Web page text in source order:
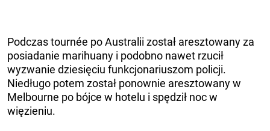
Podczas tournée po Australii został aresztowany za
posiadanie marihuany i podobno nawet rzucił
wyzwanie dziesięciu funkcjonariuszom policji.
Niedługo potem został ponownie aresztowany w
Melbourne po bójce w hotelu i spędził noc w
więzieniu.